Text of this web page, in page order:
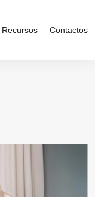
Recursos Contactos